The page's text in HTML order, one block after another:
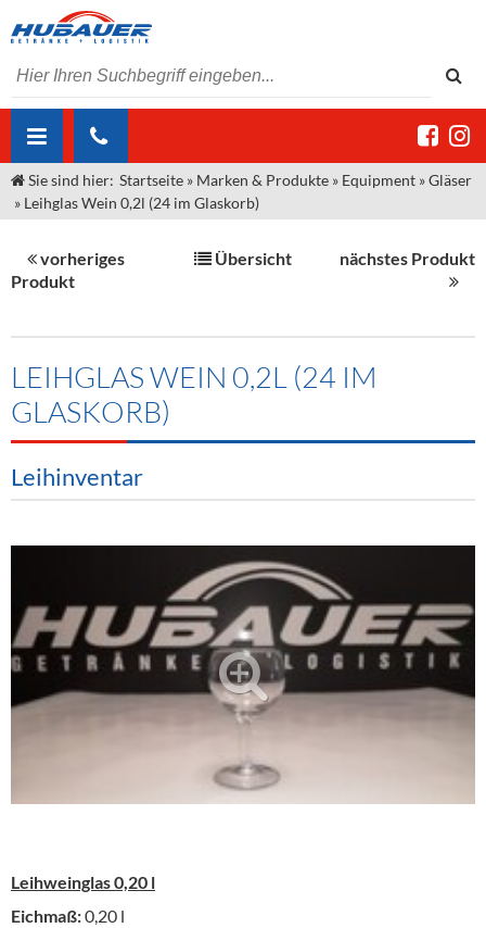
ÜBER UNS
Unser Liefergebiet
Kontakt
Angebote Gastronomie & Großhandel
Neuigkeiten
Termine
MARKEN & PRODUKTE
Sirup
Spirituosen
Alkoholfreie Getränke
Öle & Küchenartikel
Barzubehör
Equipment
Verpackung
Hygieneartikel & Desinfektion
Kommisionskauf & Lieferbedingungen
Fremddienstleistungen
Sie sind hier: Startseite » Marken & Produkte » Equipment »Gläser
» Leihglas Wein 0,2l (24 im Glaskorb)
vorheriges
Produkt
Übersicht nächstes Produkt
LEIHGLAS WEIN 0,2L (24 IM
GLASKORB)
Leihinventar
Leihweinglas 0,20 l
Eichmaß:0,20 l